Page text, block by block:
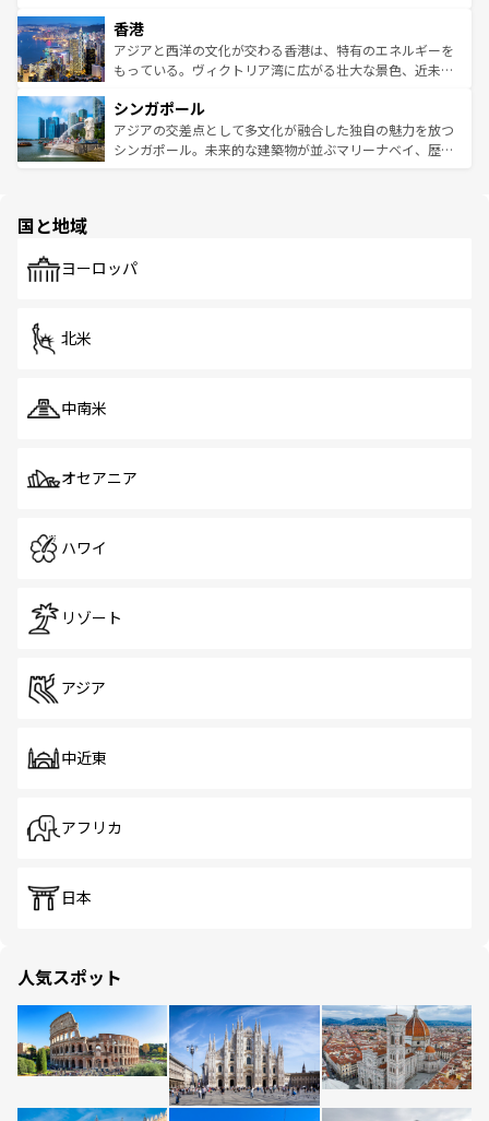
とつ。フォーやバインミー、ベトナムコーヒーなどは、ぜ
ひ現地で味わいたい。どの地域を訪れてもあたたかい人々
が旅行者を迎えてくれるので、きっと忘れられない旅にな
参照してほしい。
の活気が交差している。北部ではチェンマイなどの山岳地
帯で自然と触れ合い、南部ではプーケットやクラビの美し
いビーチでリゾート気分を楽しむことができる。タイ料理
激する。気候は一年中温暖で、どの季節にも異なる楽しみ
が待っている。親しみやすいタイの人々、仏教を中心とし
た文化、そして多様な観光資源が、訪れる旅人を魅了し続
香港
アジアと西洋の文化が交わる香港は、特有のエネルギーを
もっている。ヴィクトリア湾に広がる壮大な景色、近未来
み、どこを訪れても感動するはず。観光スポットが密集し
ており、効率よく見どころを回れるのも魅力。息をのむよ
うな絶景から文化的な体験まで、香港を存分に楽しみ尽く
シンガポール
アジアの交差点として多文化が融合した独自の魅力を放つ
シンガポール。未来的な建築物が並ぶマリーナベイ、歴史
で、ホーカーズは地元の風情を楽しめる外せないスポット
国と地域
ヨーロッパ
北米
中南米
オセアニア
ハワイ
リゾート
アジア
中近東
アフリカ
日本
人気スポット